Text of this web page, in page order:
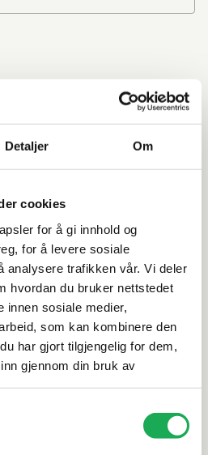
Detaljer Om
cookies
for å gi innhold og
for å levere sosiale
analysere trafikken vår. Vi deler
hvordan du bruker nettstedet
innen sosiale medier,
som kan kombinere den
har gjort tilgjengelig for dem,
gjennom din bruk av